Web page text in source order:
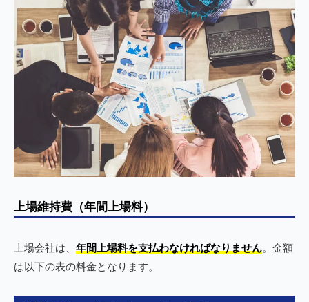
上場維持費（年間上場料）
上場会社は、 年間上場料を支払わなければなりません。金額
は以下の表の料金となります。